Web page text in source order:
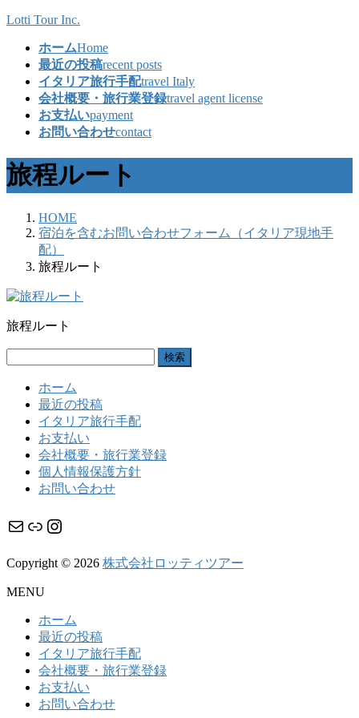
コ
プ
ナ
動
Lotti Tour Inc.
ホームHome
最近の投稿recent posts
イタリア旅行手配travel Italy
会社概要・旅行業登録travel agent license
お支払いpayment
お問い合わせcontact
旅程ルート
HOME
宿泊を含むお問い合わせフォーム（イタリア現地手
配）
旅程ルート
旅程ルート
ホーム
最近の投稿
イタリア旅行手配
お支払い
会社概要・旅行業登録
個人情報保護方針
お問い合わせ
メール リンク Instagram
Copyright © 2026 株式会社ロッティツアー
MENU
ホーム
最近の投稿
イタリア旅行手配
会社概要・旅行業登録
お支払い
お問い合わせ